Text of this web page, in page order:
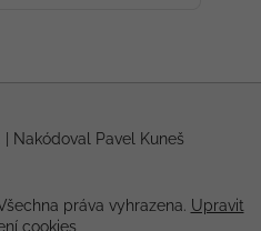
Nakódoval Pavel Kuneš
práva vyhrazena. Upravit
cookies